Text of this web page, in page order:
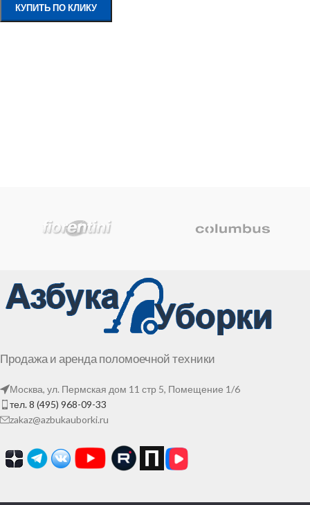
КУПИТЬ ПО КЛИКУ
Продажа и аренда поломоечной техники
Москва, ул. Пермская дом 11 стр 5, Помещение 1/6
тел. 8 (495) 968-09-33
zakaz@azbukauborki.ru